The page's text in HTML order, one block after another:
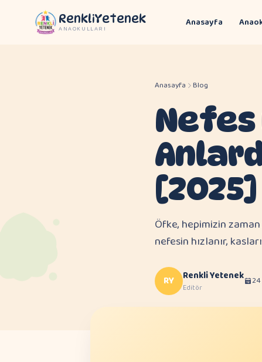
RenkliYetenek
ANAOKULLARI Anasayfa
Anasayfa Blog
[2025]
Öfke, hepimizin
nefesin hızlanır,
RY Renkli Yetenek
Editör